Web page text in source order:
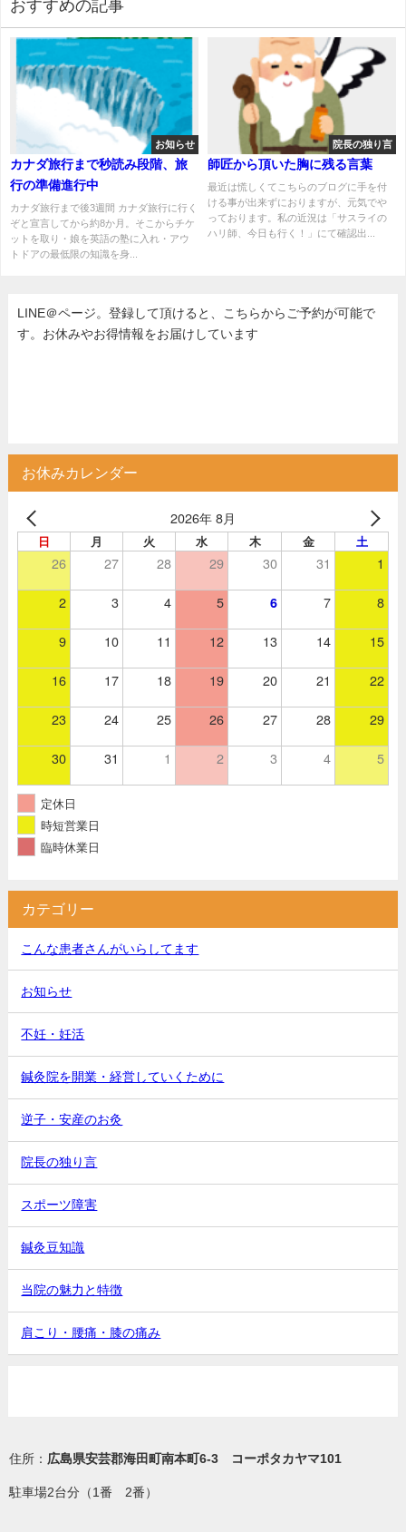
おすすめの記事
お知らせ
カナダ旅行まで秒読み段階、旅
行の準備進行中
カナダ旅行まで後3週間 カナダ旅行に行く
ぞと宣言してから約8か月。そこからチケ
ットを取り・娘を英語の塾に入れ・アウ
トドアの最低限の知識を身...
院長の独り言
師匠から頂いた胸に残る言葉
最近は慌しくてこちらのブログに手を付
ける事が出来ずにおりますが、元気でや
っております。私の近況は「サスライの
ハリ師、今日も行く！」にて確認出...
LINE＠ページ。登録して頂けると、こちらからご予約が可能で
す。お休みやお得情報をお届けしています
お休みカレンダー
2026年 8月
日 月 火 水 木 金 土
26 27 28 29 30 31 1
2 3 4 5 6 7 8
9 10 11 12 13 14 15
16 17 18 19 20 21 22
23 24 25 26 27 28 29
30 31 1 2 3 4 5
定休日
時短営業日
臨時休業日
カテゴリー
こんな患者さんがいらしてます
お知らせ
不妊・妊活
鍼灸院を開業・経営していくために
逆子・安産のお灸
院長の独り言
スポーツ障害
鍼灸豆知識
当院の魅力と特徴
肩こり・腰痛・膝の痛み
住所： 広島県安芸郡海田町南本町6-3 コーポタカヤマ101
駐車場2台分（1番 2番）